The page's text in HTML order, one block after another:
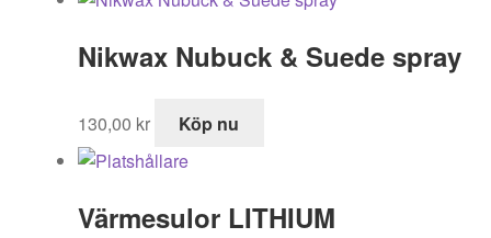
Nikwax Nubuck & Suede spray
130,00 kr Köp nu
Värmesulor LITHIUM